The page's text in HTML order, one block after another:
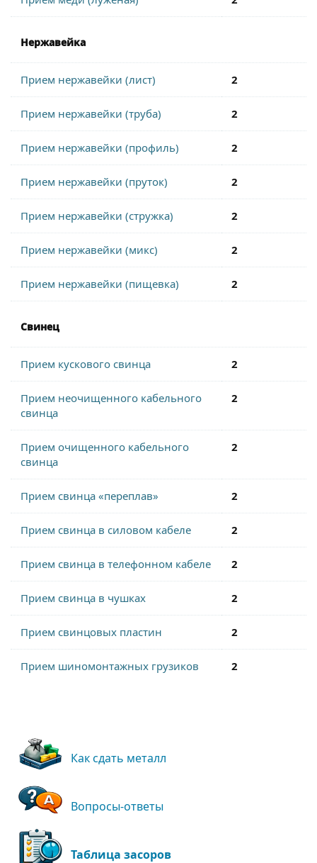
Нержавейка
Прием нержавейки (лист) 2
Прием нержавейки (труба) 2
Прием нержавейки (профиль) 2
Прием нержавейки (пруток) 2
Прием нержавейки (стружка) 2
Прием нержавейки (микс) 2
Прием нержавейки (пищевка) 2
Свинец
Прием кускового свинца 2
Прием неочищенного кабельного
свинца
2
Прием очищенного кабельного
свинца
2
Прием свинца «переплав» 2
Прием свинца в силовом кабеле 2
Прием свинца в телефонном кабеле 2
Прием свинца в чушках 2
Прием свинцовых пластин 2
Прием шиномонтажных грузиков 2
Как сдать металл
Вопросы-ответы
Таблица засоров